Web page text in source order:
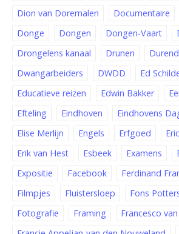
Dion van Doremalen
Documentaire
Donge
Dongen Dongen-Vaart
Drongelens kanaal
Drunen
Dwangarbeiders
DWDD
Ed
Educatieve reizen
Edwin Bakker
Efteling
Eindhoven
Eindhovens
Elise Merlijn
Engels Erfgoed
Erik van Hest
Esbeek Examens
Expositie
Facebook Ferdinand
Filmpjes
Fluistersloep Fons
Fotografie
Framing
Francesco